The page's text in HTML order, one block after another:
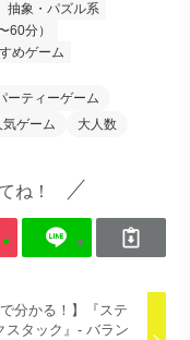
抽象・パズル系
60分）
めゲーム
ーティーゲーム
気ゲーム 大人数
ね！
で分かる！】『ステ
スタック』- バラン